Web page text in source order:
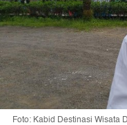
Foto: Kabid Destinasi Wisata